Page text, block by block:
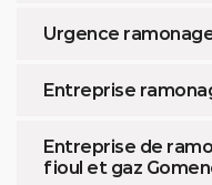
Urgence
Entreprise
Entreprise de
fioul et gaz